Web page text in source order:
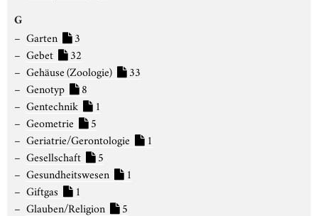
G
Garten
3
Gebet
32
Gehäuse (Zoologie)
33
Genotyp
8
Gentechnik
1
Geometrie
5
Geriatrie/Gerontologie
1
Gesellschaft
5
Gesundheitswesen
1
Giftgas
1
Glauben/Religion
5